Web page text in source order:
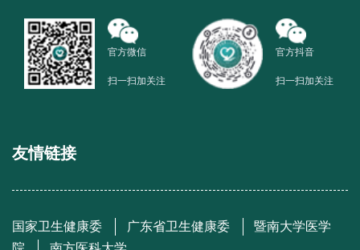
官方微信
扫一扫加关注
官方抖音
扫一扫加关注
友情链接
国家卫生健康委 广东省卫生健康委
暨南大学医学